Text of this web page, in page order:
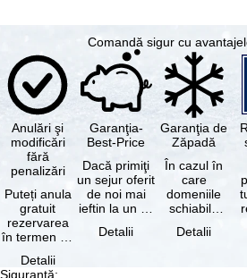
Comandă sigur cu
Anulări şi
modificări
fără
penalizări
Puteți anula
gratuit
rezervarea
în termen de
data
Detalii
Garanţia-
Best-Price
Dacă primiţi
un sejur oferit
de noi mai
ieftin la un alt
cu aceleaşi …
Detalii
Garanţia de
Zăpadă
În cazul în
care
domeniile
schiabile
skipass-ul
Detalii
Siguranţă: